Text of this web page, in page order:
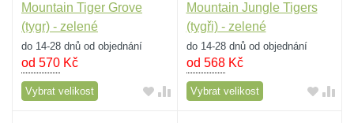
Mountain Tiger Grove
(tygr) - zelené
do 14-28 dnů od objednání
od 570 Kč
Vybrat velikost
Mountain Jungle Tigers
(tygři) - zelené
do 14-28 dnů od objednání
od 568Kč
Vybrat velikost